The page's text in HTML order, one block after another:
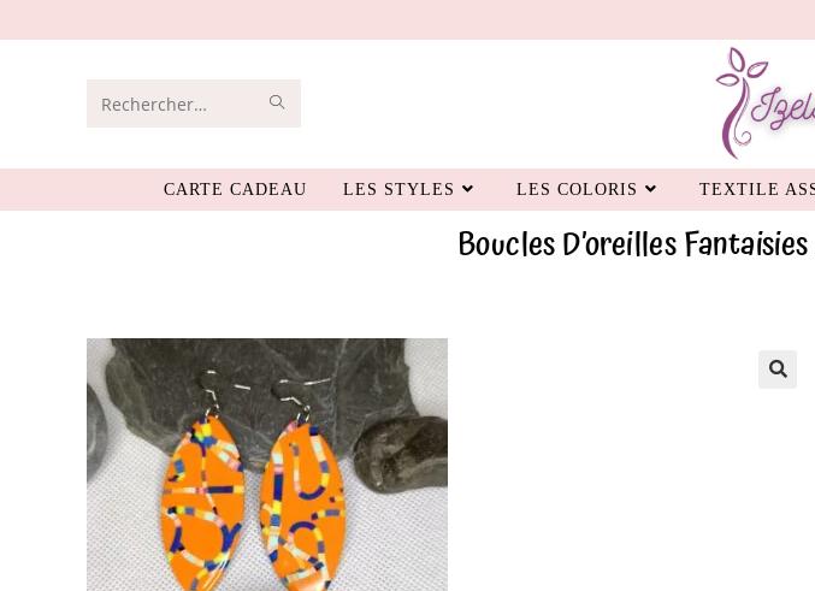
Rechercher
CARTE CADEAU LES STYLES LES COLORIS TEXTILE
Boucles D’oreilles